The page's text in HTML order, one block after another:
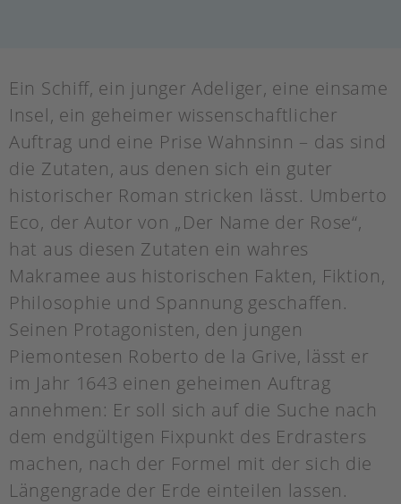
Ein Schiff, ein junger Adeliger, eine einsame
Insel, ein geheimer wissenschaftlicher
Auftrag und eine Prise Wahnsinn – das sind
die Zutaten, aus denen sich ein guter
historischer Roman stricken lässt. Umberto
Eco, der Autor von „Der Name der Rose“,
hat aus diesen Zutaten ein wahres
Makramee aus historischen Fakten, Fiktion,
Philosophie und Spannung geschaffen.
Seinen Protagonisten, den jungen
Piemontesen Roberto de la Grive, lässt er
im Jahr 1643 einen geheimen Auftrag
annehmen: Er soll sich auf die Suche nach
dem endgültigen Fixpunkt des Erdrasters
machen, nach der Formel mit der sich die
Längengrade der Erde einteilen lassen.